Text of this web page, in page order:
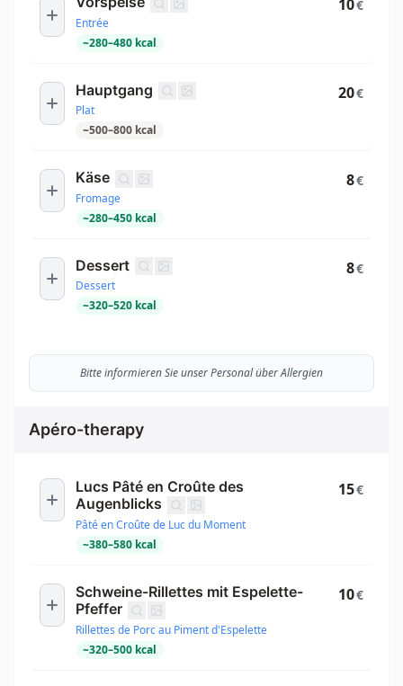
Entrée
~280–480 kcal
10€
Hauptgang
Plat
~500–800 kcal
20€
Käse
Fromage
~280–450 kcal
8€
Dessert
Dessert
~320–520 kcal
8€
Bitte informieren Sie unser Personal über Allergien
Apéro-therapy
Lucs Pâté en Croûte des
Augenblicks
Pâté en Croûte de Luc du Moment
~380–580 kcal
15€
Schweine-Rillettes mit Espelette-
Pfeffer
Rillettes de Porc au Piment d'Espelette
~320–500 kcal
10€